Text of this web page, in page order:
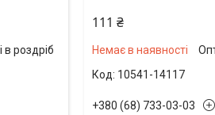
в роздріб
111 ₴
Немає в наявності
10541-14117
+380 (68) 733-03-03